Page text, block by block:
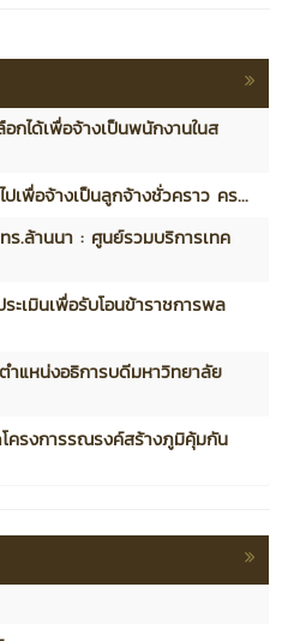
กได้เพื่อจ้างเป็นพนักงานในส
เพื่อจ้างเป็นลูกจ้างชั่วคราว คร...
.ล้านนา : ศูนย์รวมบริการเทค
ะเมินเพื่อรับโอนข้าราชการพล
ำแหน่งอธิการบดีมหาวิทยาลัย
ครงการรณรงค์สร้างภูมิคุ้มกัน